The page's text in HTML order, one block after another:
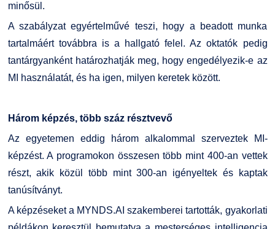
minősül.
A szabályzat egyértelművé teszi, hogy a beadott munka
tartalmáért továbbra is a hallgató felel. Az oktatók pedig
tantárgyanként határozhatják meg, hogy engedélyezik-e az
MI használatát, és ha igen, milyen keretek között.
Három képzés, több száz résztvevő
Az egyetemen eddig három alkalommal szerveztek MI-
képzést. A programokon összesen több mint 400-an vettek
részt, akik közül több mint 300-an igényeltek és kaptak
tanúsítványt.
A képzéseket a MYNDS.AI szakemberei tartották, gyakorlati